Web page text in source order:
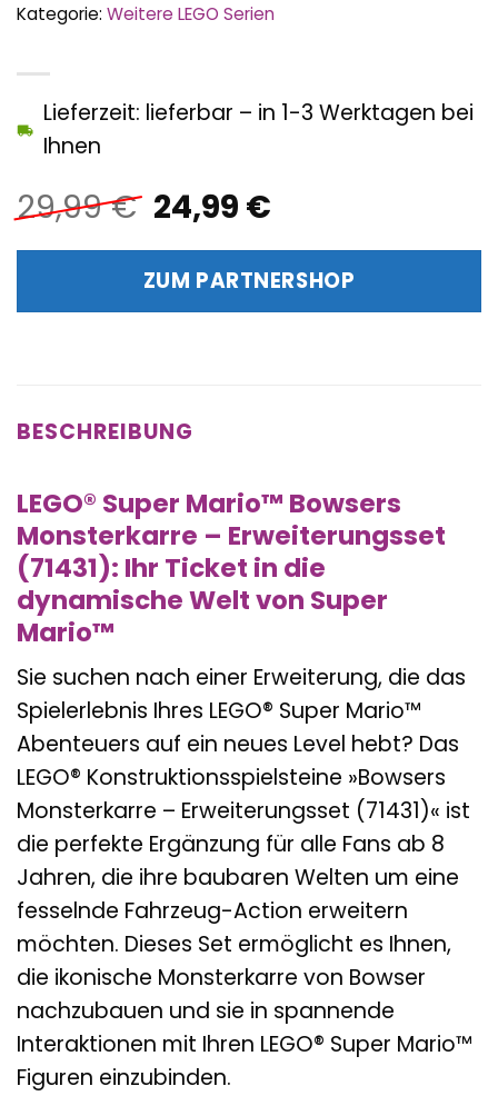
29,99€ Ursprünglicher
Preis
war:
29,99 €
24,99 €Aktueller
ist:
24,99 €.
Lieferzeit: lieferbar – in 1-3 Werktagen bei
Ihnen
ZUM PARTNERSHOP
Kategorie: Weitere LEGO Serien
BESCHREIBUNG
LEGO® Super Mario™ Bowsers
Monsterkarre – Erweiterungsset
(71431): Ihr Ticket in die
dynamische Welt von Super
Mario™
Sie suchen nach einer Erweiterung, die das
Spielerlebnis Ihres LEGO® Super Mario™
Abenteuers auf ein neues Level hebt? Das
LEGO® Konstruktionsspielsteine »Bowsers
Monsterkarre – Erweiterungsset (71431)« ist
die perfekte Ergänzung für alle Fans ab 8
Jahren, die ihre baubaren Welten um eine
fesselnde Fahrzeug-Action erweitern
möchten. Dieses Set ermöglicht es Ihnen,
die ikonische Monsterkarre von Bowser
nachzubauen und sie in spannende
Interaktionen mit Ihren LEGO® Super Mario™
Figuren einzubinden.